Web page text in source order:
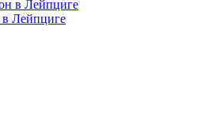
Лейпциге